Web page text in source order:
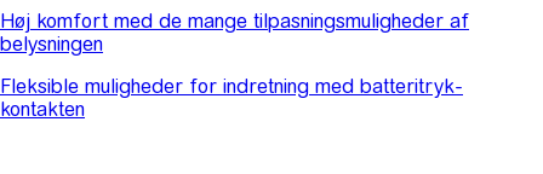
Høj komfort med de mange tilpasningsmuligheder af
belysningen
Fleksible muligheder for indretning med batteritryk-
kontakten